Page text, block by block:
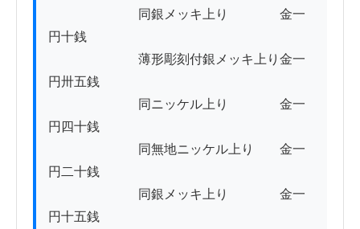
同銀メッキ上り　　　　金一
円十銭
薄形彫刻付銀メッキ上り金一
円卅五銭
同ニッケル上り　　　　金一
円四十銭
同無地ニッケル上り　　金一
円二十銭
同銀メッキ上り　　　　金一
円十五銭